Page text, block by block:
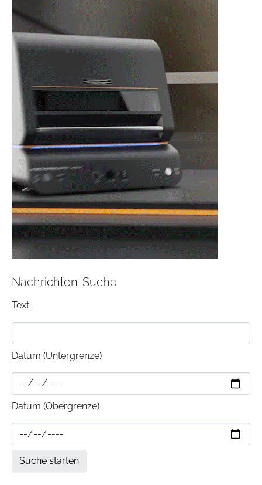
Nachrichten-Suche
Text
Datum (Untergrenze)
Datum (Obergrenze)